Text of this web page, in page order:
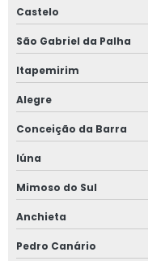
Castelo
São Gabriel da Palha
Itapemirim
Alegre
Conceição da Barra
Iúna
Mimoso do Sul
Anchieta
Pedro Canário